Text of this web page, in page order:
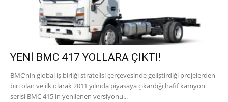
YENİ BMC 417 YOLLARA ÇIKTI!
BMC’nin global iş birliği stratejisi çerçevesinde geliştirdiği projelerden
biri olan ve ilk olarak 2011 yılında piyasaya çıkardığı hafif kamyon
serisi BMC 415'in yenilenen versiyonu...